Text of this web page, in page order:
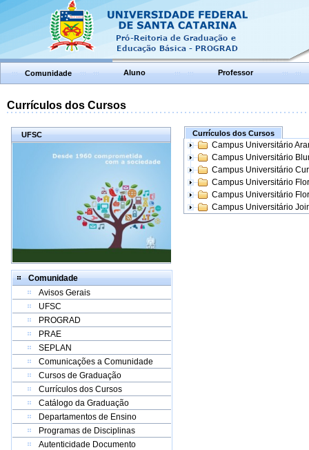
Comunidade Aluno Professor
Currículos dos Cursos
UFSC
Comunidade
Avisos Gerais
UFSC
PROGRAD
PRAE
SEPLAN
Comunicações a Comunidade
Cursos de Graduação
Currículos dos Cursos
Catálogo da Graduação
Departamentos de Ensino
Programas de Disciplinas
Autenticidade Documento
Currículos dos Cursos
Campus Universitário
Campus Universitário
Campus Universitário
Campus Universitário
Campus Universitário
Campus Universitário